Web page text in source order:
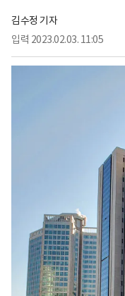
김수정 기자
입력 2023.02.03. 11:05